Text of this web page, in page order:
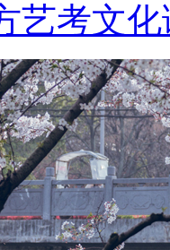
艺考文